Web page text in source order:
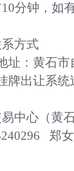
10分钟，如
方式
址：黄石市
牌出让系
中心（黄
郑